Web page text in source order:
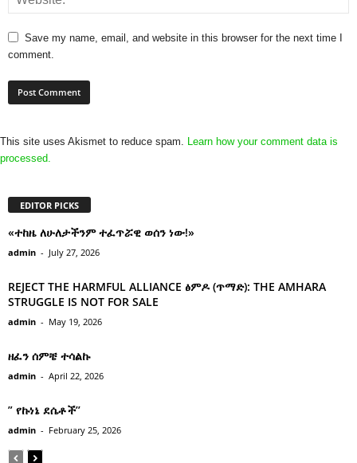
Save my name, email, and website in this browser for the next time I
comment.
This site uses Akismet to reduce spam.
Learn how your comment data is
processed.
EDITOR PICKS
«ተከዜ ለሁለታችንም ተፈጥሯዊ ወሰን ነው!»
admin - July 27, 2026
REJECT THE HARMFUL ALLIANCE ፅምዶ (ጥማድ): THE AMHARA
STRUGGLE IS NOT FOR SALE
admin - May 19, 2026
ዘፈን ሰምቼ ተሳልኩ
admin - April 22, 2026
” የኩነኔ ደሴቶች’’
admin - February 25, 2026